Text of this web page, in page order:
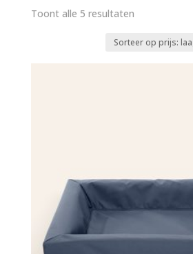
Toont alle 5 resultatenGesorteerd
prijs: